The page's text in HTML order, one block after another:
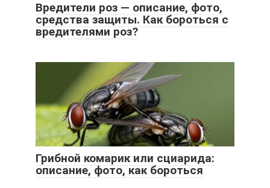
Вредители роз — описание, фото,
средства защиты. Как бороться с
вредителями роз?
Грибной комарик или сциарида:
описание, фото, как бороться